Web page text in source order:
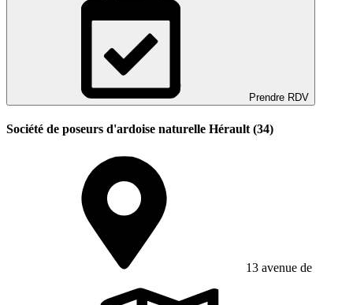
Prendre RDV
Société de poseurs d'ardoise naturelle Hérault (34)
13 avenue de